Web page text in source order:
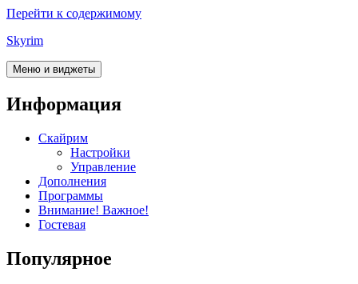
Перейти к содержимому
Skyrim
Меню и виджеты
Информация
Скайрим
Настройки
Управление
Дополнения
Программы
Внимание! Важное!
Гостевая
Популярное